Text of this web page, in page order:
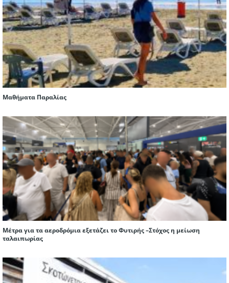
Μαθήματα Παραλίας
Μέτρα για τα αεροδρόμια εξετάζει το Φυτιρής –Στόχος η μείωση
ταλαιπωρίας